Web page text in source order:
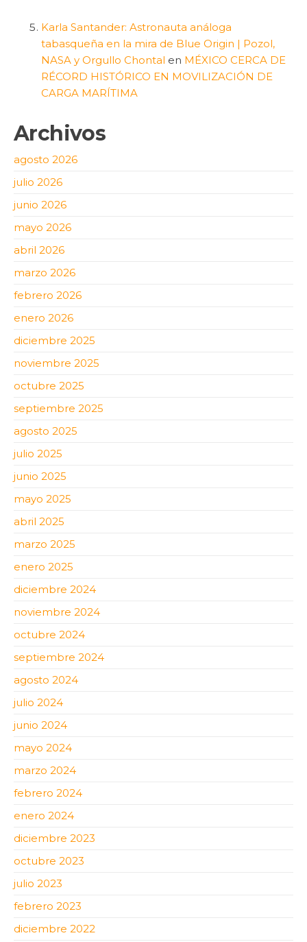
Karla Santander: Astronauta análoga
tabasqueña en la mira de Blue Origin | Pozol,
NASA y Orgullo Chontal en MÉXICO CERCA DE
RÉCORD HISTÓRICO EN MOVILIZACIÓN DE
CARGA MARÍTIMA
Archivos
agosto 2026
julio 2026
junio 2026
mayo 2026
abril 2026
marzo 2026
febrero 2026
enero 2026
diciembre 2025
noviembre 2025
octubre 2025
septiembre 2025
agosto 2025
julio 2025
junio 2025
mayo 2025
abril 2025
marzo 2025
enero 2025
diciembre 2024
noviembre 2024
octubre 2024
septiembre 2024
agosto 2024
julio 2024
junio 2024
mayo 2024
marzo 2024
febrero 2024
enero 2024
diciembre 2023
octubre 2023
julio 2023
febrero 2023
diciembre 2022